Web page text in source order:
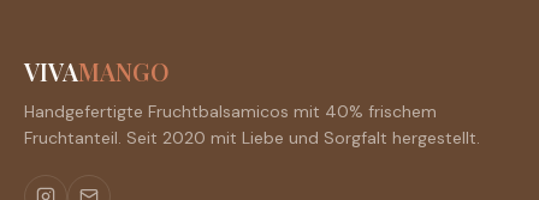
VIVAMANGO
Handgefertigte Fruchtbalsamicos mit 40% frischem
Fruchtanteil. Seit 2020 mit Liebe und Sorgfalt hergestellt.